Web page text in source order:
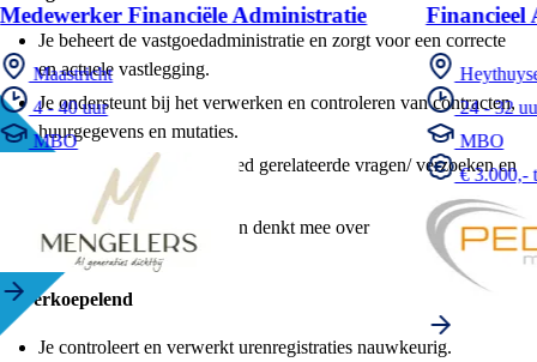
Je beheert de vastgoedadministratie en zorgt voor een correcte
en actuele vastlegging.
Je ondersteunt bij het verwerken en controleren van contracten,
huurgegevens en mutaties.
Beantwoorden van vastgoed gerelateerde vragen/ verzoeken en
rapportages.
Je signaleert afwijkingen en denkt mee over
procesverbeteringen.
Overkoepelend
Je controleert en verwerkt urenregistraties nauwkeurig.
Medewerker Financiële Administratie
Maastricht
4 - 40 uur
MBO
Financieel
24 - 32
MBO
€ 3.000,-